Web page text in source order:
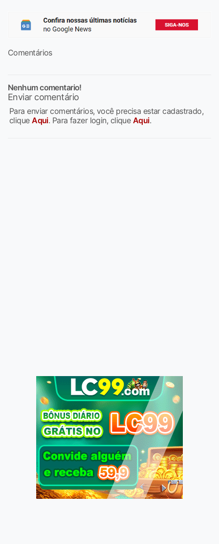
Comentários
Nenhum comentario!
Enviar comentário
Para enviar comentários, você precisa estar cadastrado,
cliqueAqui. Para fazer login, clique Aqui.